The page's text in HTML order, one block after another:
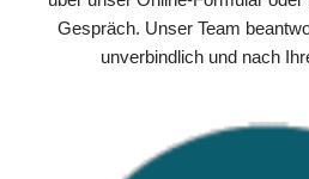
Gespräch. Unser Team
unverbindlich und nach